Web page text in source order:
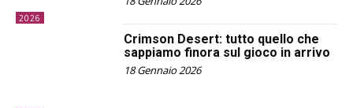
2026
Crimson Desert: tutto quello che
sappiamo finora sul gioco in arrivo
18 Gennaio 2026